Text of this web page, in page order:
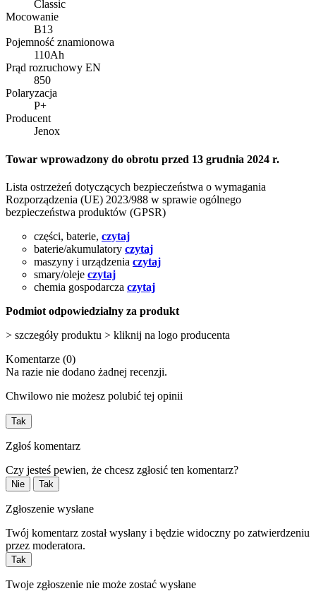
Classic
Mocowanie
B13
Pojemność znamionowa
110Ah
Prąd rozruchowy EN
850
Polaryzacja
P+
Producent
Jenox
Towar wprowadzony do obrotu przed 13 grudnia 2024 r.
Lista ostrzeżeń dotyczących bezpieczeństwa o wymagania
Rozporządzenia (UE) 2023/988 w sprawie ogólnego
bezpieczeństwa produktów (GPSR)
części, baterie, czytaj
baterie/akumulatory czytaj
maszyny i urządzenia czytaj
smary/oleje czytaj
chemia gospodarcza czytaj
Podmiot odpowiedzialny za produkt
> szczegóły produktu > kliknij na logo producenta
Komentarze (0)
Na razie nie dodano żadnej recenzji.
Chwilowo nie możesz polubić tej opinii
Tak
Zgłoś komentarz
Czy jesteś pewien, że chcesz zgłosić ten komentarz?
Nie Tak
Zgłoszenie wysłane
Twój komentarz został wysłany i będzie widoczny po zatwierdzeniu
przez moderatora.
Tak
Twoje zgłoszenie nie może zostać wysłane